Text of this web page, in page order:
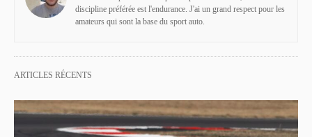
discipline préférée est l'endurance. J'ai un grand respect pour les
amateurs qui sont la base du sport auto.
ARTICLES RÉCENTS